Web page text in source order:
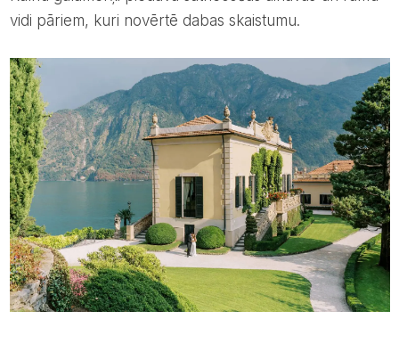
vidi pāriem, kuri novērtē dabas skaistumu.